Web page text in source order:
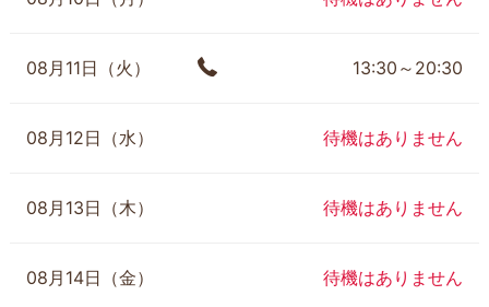
08月11日（火） 13:30～20:30
08月12日（水） 待機はありません
08月13日（木） 待機はありません
08月14日（金） 待機はありません